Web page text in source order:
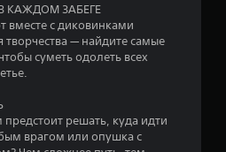
д
а
КАЖДОМ ЗАБЕГЕ
вместе с диковинками
— найдите самые
суметь одолеть всех
решать, куда идти
врагом или опушка с